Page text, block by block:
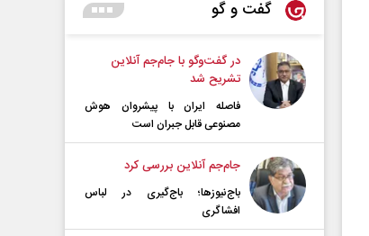
گفت و گو
در گفت‌و‌گو با جام‌جم آنلاین
تشریح شد
فاصله ایران با پیشرو‌ان هوش
مصنوعی قابل جبران است
جام‌جم آنلاین بررسی کرد
باج‌نیوزها؛ باج‌گیری در لباس
افشاگری